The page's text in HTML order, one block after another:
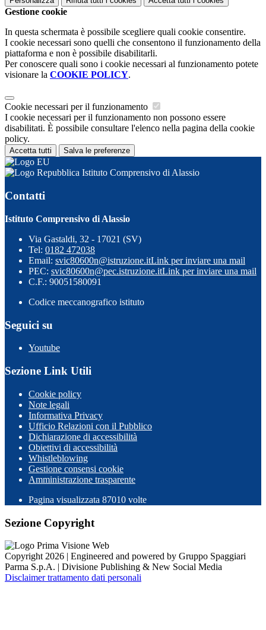
Gestione cookie
In questa schermata è possibile scegliere quali cookie consentire.
I cookie necessari sono quelli che consentono il funzionamento della
piattaforma e non è possibile disabilitarli.
Per conoscere quali sono i cookie necessari al funzionamento potete
visionare la COOKIE POLICY.
Cookie necessari per il funzionamento
I cookie necessari per il funzionamento non possono essere
disabilitati. È possibile consultare l'elenco nella pagina della cookie
policy.
Accetta tutti Salva le preferenze
Istituto Comprensivo di Alassio
Contatti
Istituto Comprensivo di Alassio
Via Gastaldi, 32 - 17021 (SV)
Tel: 0182 472038
Email: svic80600n@istruzione.itLink per inviare una mail
PEC: svic80600n@pec.istruzione.itLink per inviare una mail
C.F.: 90051580091
Codice meccanografico istituto
Seguici su
Youtube
Sezione Link Utili
Cookie policy
Note legali
Informativa Privacy
Ufficio Relazioni con il Pubblico
Dichiarazione di accessibilità
Obiettivi di accessibilità
Whistleblowing
Gestione consensi cookie
Amministrazione trasparente
Pagina visualizzata 87010 volte
Sezione Copyright
Copyright 2026 | Engineered and powered by Gruppo Spaggiari
Parma S.p.A. | Divisione Publishing & New Social Media
Disclaimer trattamento dati personali